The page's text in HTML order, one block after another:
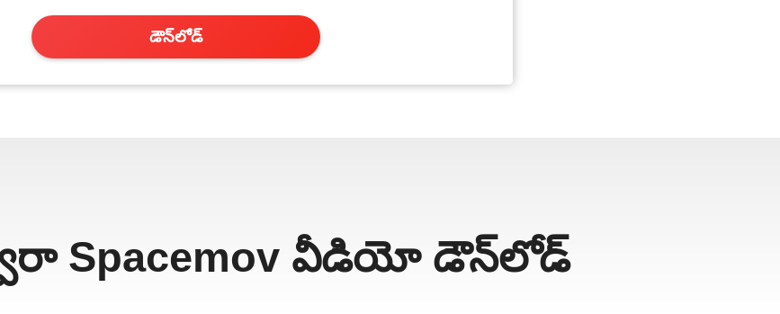
డౌన్‌లోడ్
Spacemov వీడియో డౌన్‌లోడ్